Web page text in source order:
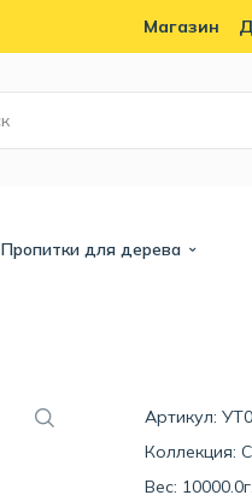
Магазин
Пропитки для дерева
Артикул:
Коллекция:
Вес: 10000.0г.